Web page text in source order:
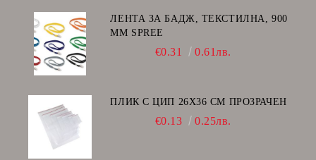
ЛЕНТА ЗА БАДЖ, ТЕКСТИЛНА, 900
ММ SPREE
€0.31 0.61лв.
ПЛИК С ЦИП 26X36 CM ПРОЗРАЧЕН
€0.13 0.25лв.